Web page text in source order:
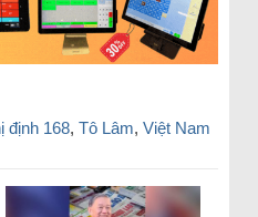
định 168, Tô Lâm, Việt Nam